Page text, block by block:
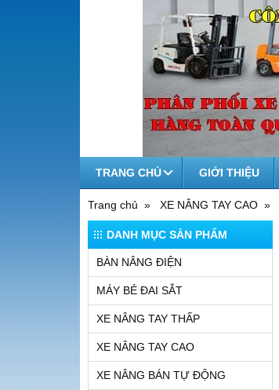
TRANG CHỦ GIỚI THIỆU
Trang chủ XE NÂNG TAY CAO
DANH MỤC SẢN PHẨM
BÀN NÂNG ĐIỆN
MÁY BẺ ĐAI SẮT
XE NÂNG TAY THẤP
XE NÂNG TAY CAO
XE NÂNG BÁN TỰ ĐỘNG